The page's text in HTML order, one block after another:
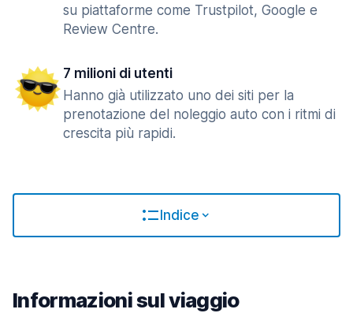
su piattaforme come Trustpilot, Google e
Review Centre.
7 milioni di utenti
Hanno già utilizzato uno dei siti per la
prenotazione del noleggio auto con i ritmi di
crescita più rapidi.
Indice
Informazioni sul viaggio